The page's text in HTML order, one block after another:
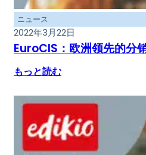
ニュース
2022年3月22日
EuroCIS：欧洲领先的分
もっと読む